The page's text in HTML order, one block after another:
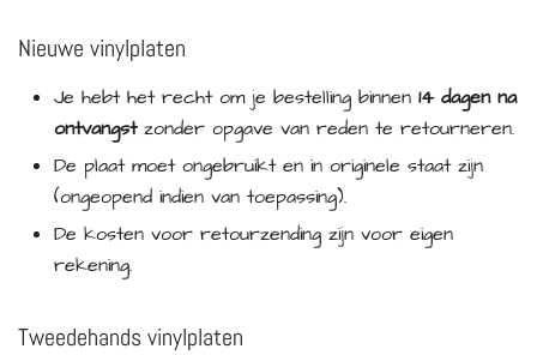
Nieuwe vinylplaten
Je hebt het recht om je bestelling binnen 14 dagen na
ontvangstzonder opgave van reden te retourneren.
De plaat moet ongebruikt en in originele staat zijn
(ongeopend indien van toepassing).
De kosten voor retourzending zijn voor eigen
rekening.
Tweedehands vinylplaten